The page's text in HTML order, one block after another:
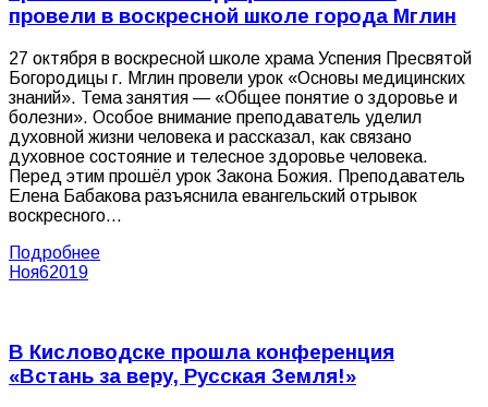
провели в воскресной школе города Мглин
27 октября в воскресной школе храма Успения Пресвятой
Богородицы г. Мглин провели урок «Основы медицинских
знаний». Тема занятия — «Общее понятие о здоровье и
болезни». Особое внимание преподаватель уделил
духовной жизни человека и рассказал, как связано
духовное состояние и телесное здоровье человека.
Перед этим прошёл урок Закона Божия. Преподаватель
Елена Бабакова разъяснила евангельский отрывок
воскресного…
Подробнее
Ноя62019
В Кисловодске прошла конференция
«Встань за веру, Русская Земля!»